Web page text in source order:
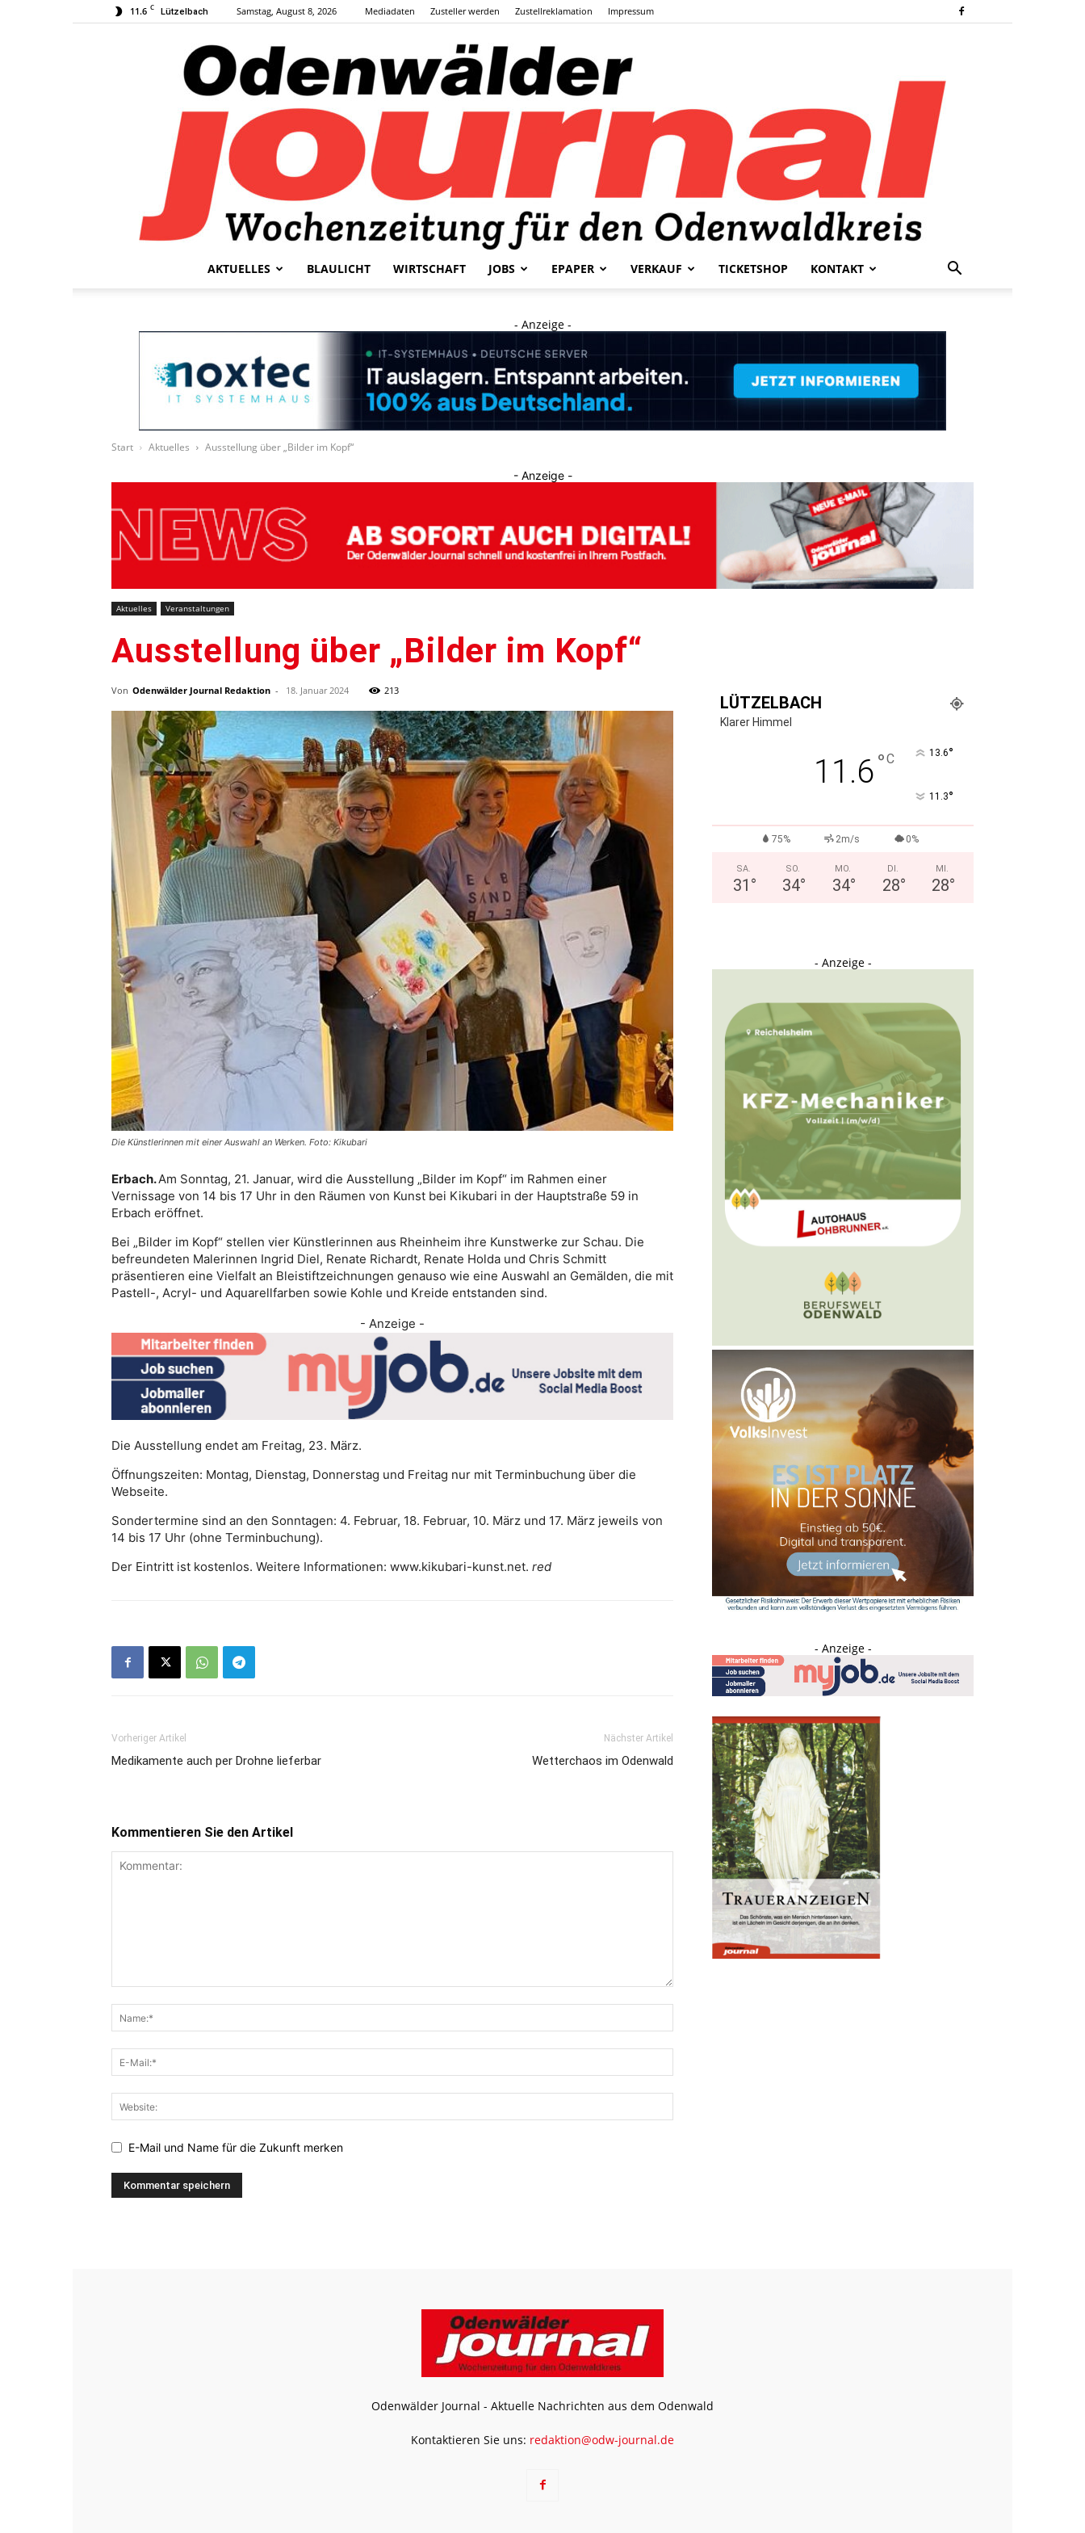
11.6 C Lützelbach Samstag, August 8, 2026 Mediadaten Zusteller werden Zustellreklamation Impressum
Journal
AKTUELLES BLAULICHT WIRTSCHAFT JOBS EPAPER VERKAUF TICKETSHOP KONTAKT
- Anzeige -
Start Aktuelles Ausstellung über „Bilder im Kopf“
- Anzeige -
Aktuelles Veranstaltungen
Ausstellung über „Bilder im Kopf“
Von Odenwälder Journal Redaktion - 18. Januar 2024 213
Die Künstlerinnen mit einer Auswahl an Werken. Foto: Kikubari
Erbach.Am Sonntag, 21. Januar, wird die Ausstellung „Bilder im Kopf“ im Rahmen einer
Vernissage von 14 bis 17 Uhr in den Räumen von Kunst bei Kikubari in der Hauptstraße 59 in
Erbach eröffnet.
Bei „Bilder im Kopf“ stellen vier Künstlerinnen aus Rheinheim ihre Kunstwerke zur Schau. Die
befreundeten Malerinnen Ingrid Diel, Renate Richardt, Renate Holda und Chris Schmitt
präsentieren eine Vielfalt an Bleistiftzeichnungen genauso wie eine Auswahl an Gemälden, die mit
Pastell-, Acryl- und Aquarellfarben sowie Kohle und Kreide entstanden sind.
- Anzeige -
Die Ausstellung endet am Freitag, 23. März.
Öffnungszeiten: Montag, Dienstag, Donnerstag und Freitag nur mit Terminbuchung über die
Webseite.
Sondertermine sind an den Sonntagen: 4. Februar, 18. Februar, 10. März und 17. März jeweils von
14 bis 17 Uhr (ohne Terminbuchung).
Der Eintritt ist kostenlos. Weitere Informationen: www.kikubari-kunst.net. red
Vorheriger Artikel
Medikamente auch per Drohne lieferbar
Nächster Artikel
Wetterchaos im Odenwald
Kommentieren Sie den Artikel
E-Mail und Name für die Zukunft merken
LÜTZELBACH
Klarer Himmel
11.6°C 13.6°
11.3°
75% 2m/s 0%
SA.
31 °
SO.
34°
MO.
34°
DI.
28°
MI.
28°
- Anzeige -
- Anzeige -
Odenwälder Journal - Aktuelle Nachrichten aus dem Odenwald
Kontaktieren Sie uns: redaktion@odw-journal.de